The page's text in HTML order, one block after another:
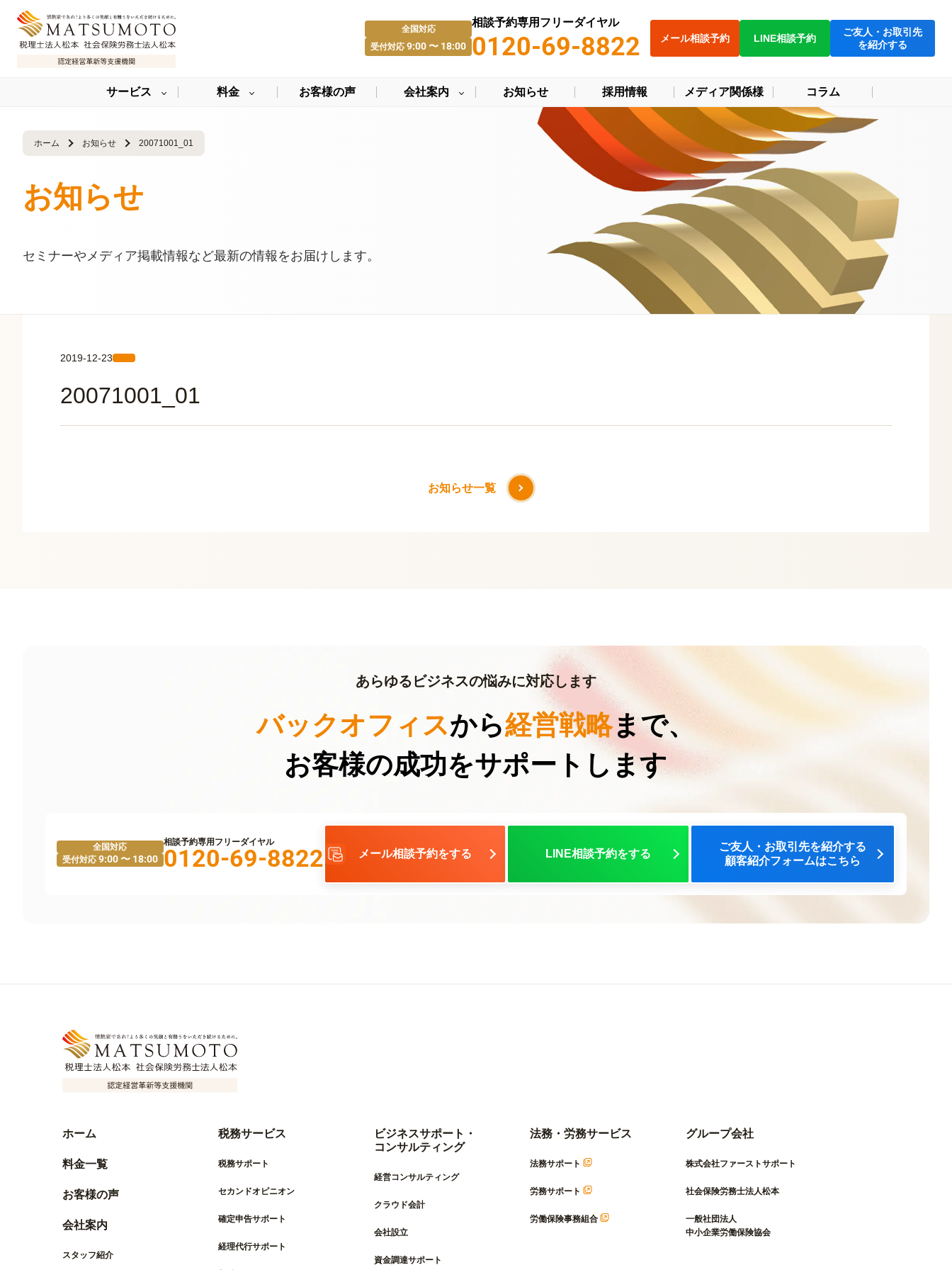
全国対応
受付対応 9:00 〜 18:00
相談予約専用フリーダイヤル
0120-69-8822 メール相談予約 LINE相談予約
ご友人・お取引先
を紹介する
サービス 料金 お客様の声 会社案内 お知らせ 採用情報 メディア関係様 コラム
ホーム お知らせ 20071001_01
お知らせ
セミナーやメディア掲載情報など最新の情報をお届けします。
2019-12-23
20071001_01
お知らせ一覧
あらゆるビジネスの悩みに対応します
バックオフィスから経営戦略まで、
お客様の成功をサポートします
全国対応
受付対応 9:00 〜 18:00
相談予約専用フリーダイヤル
0120-69-8822 メール相談予約をする LINE相談予約をする
ご友人・お取引先を紹介する
顧客紹介フォームはこちら
ホーム
料金一覧
お客様の声
会社案内
スタッフ紹介
税務サービス
税務サポート
セカンドオピニオン
確定申告サポート
経理代行サポート
ビジネスサポート・
コンサルティング
経営コンサルティング
クラウド会計
会社設立
資金調達サポート
法務・労務サービス
法務サポート
労務サポート
労働保険事務組合
グループ会社
株式会社ファーストサポート
社会保険労務士法人松本
一般社団法人
中小企業労働保険協会